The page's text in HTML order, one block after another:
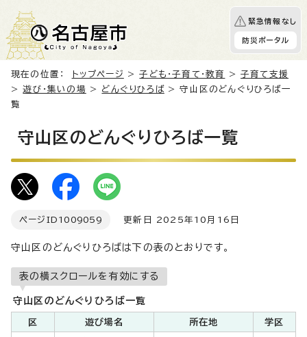
緊急情報なし
防災ポータル
現在の位置： トップページ >子ども・子育て・教育 >子育て支援
>遊び・集いの場 > どんぐりひろば> 守山区のどんぐりひろば一
覧
守山区のどんぐりひろば一覧
ページID 1009059 更新日 2025年10月16日
守山区のどんぐりひろばは下の表のとおりです。
表の横スクロールを有効にする
守山区のどんぐりひろば一覧
区 遊び場名 所在地 学区